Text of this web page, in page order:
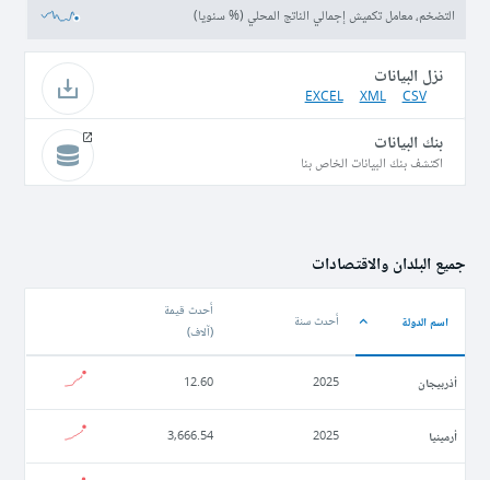
التضخم، معامل تكميش إجمالي الناتج المحلي (% سنويا)
نزل البيانات
CSV
XML
EXCEL
بنك البيانات
اكتشف بنك البيانات الخاص بنا
جميع البلدان والاقتصادات
اسم الدولة أحدث سنة
أحدث قيمة
(آلاف)
أذربيجان 2025
12.60
أرمينيا 2025
3,666.54